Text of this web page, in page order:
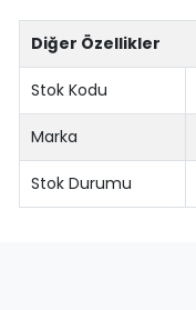
Diğer Özellikler
Stok Kodu
Marka
Stok Durumu